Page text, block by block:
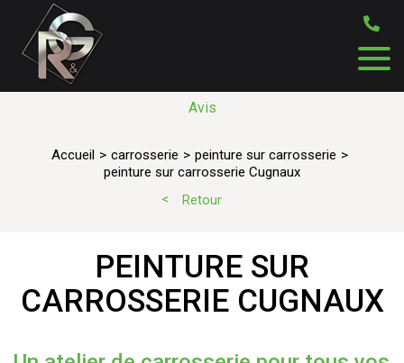
Avis
Accueil carrosserie
peinture sur carrosserie
peinture sur carrosserie Cugnaux
Retour
PEINTURE SUR
CARROSSERIE CUGNAUX